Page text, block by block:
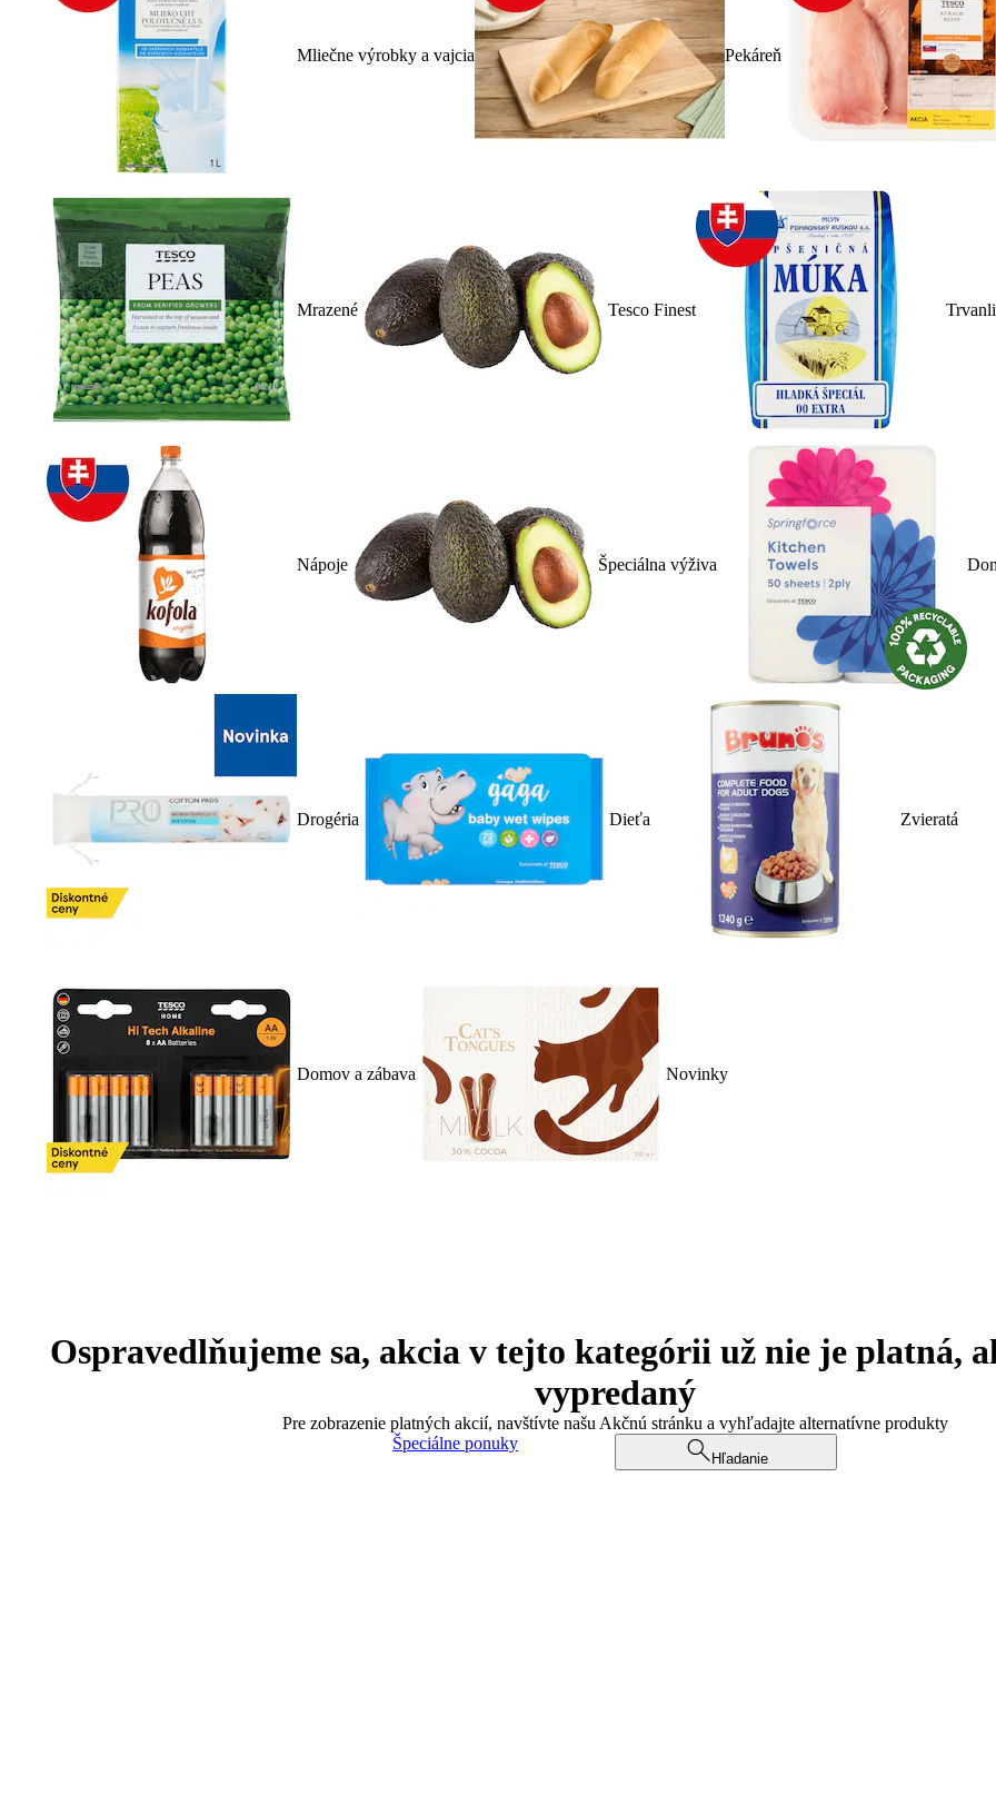
Mliečne výrobky a vajcia Pekáreň
Mrazené Tesco Finest
Nápoje Špeciálna výživa
Drogéria Dieťa Zvieratá
Domov a zábava Novinky
Ospravedlňujeme sa, akcia v tejto kategórii už nie je platná,
vypredaný
Pre zobrazenie platných akcií, navštívte našu Akčnú stránku a vyhľadajte alternatívne produkty
Špeciálne ponuky
Hľadanie